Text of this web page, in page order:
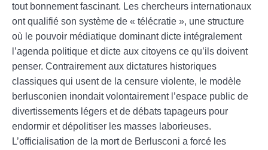
tout bonnement fascinant. Les chercheurs internationaux
ont qualifié son système de « télécratie », une structure
où le pouvoir médiatique dominant dicte intégralement
l’agenda politique et dicte aux citoyens ce qu’ils doivent
penser. Contrairement aux dictatures historiques
classiques qui usent de la censure violente, le modèle
berlusconien inondait volontairement l’espace public de
divertissements légers et de débats tapageurs pour
endormir et dépolitiser les masses laborieuses.
L’officialisation de la mort de Berlusconi a forcé les